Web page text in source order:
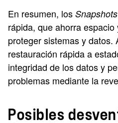
En resumen, los Snapshots
rápida, que ahorra
proteger sistemas y datos.
restauración rápida a
integridad de los datos y
problemas mediante la
Posibles